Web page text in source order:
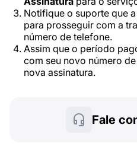
Notifique o suporte que
para prosseguir com a
número de telefone.
Assim que o período
com seu novo número
nova assinatura.
Fale